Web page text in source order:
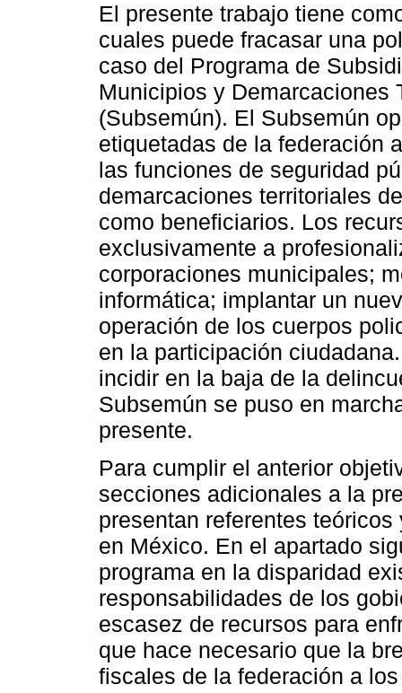
El presente trabajo tiene
cuales puede fracasar una
caso del Programa de
Municipios y Demarcaciones
(Subsemún). El Subsemún
etiquetadas de la federación
las funciones de seguridad
demarcaciones territoriales
como beneficiarios. Los
exclusivamente a
corporaciones municipales;
informática; implantar un
operación de los cuerpos
en la participación
incidir en la baja de la
Subsemún se puso en
presente.
Para cumplir el anterior
secciones adicionales a la
presentan referentes
en México. En el apartado
programa en la disparidad
responsabilidades de los
escasez de recursos para
que hace necesario que la
fiscales de la federación a